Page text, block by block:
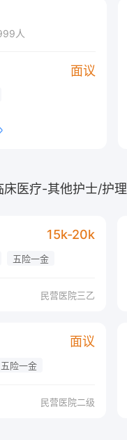
猜你想搜
人
面议
床医疗-其他护士/护
15k-20k
五险一金
民营医院三乙
面议
五险一金
民营医院二级